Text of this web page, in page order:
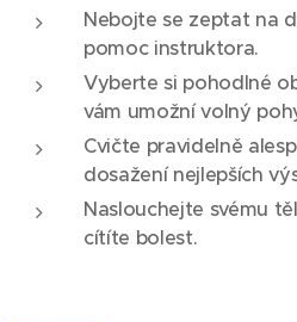
Nebojte se zeptat na
pomoc instruktora.
Vyberte si pohodlné
vám umožní volný
Cvičte pravidelně
dosažení nejlepších
Naslouchejte svému
cítíte bolest.